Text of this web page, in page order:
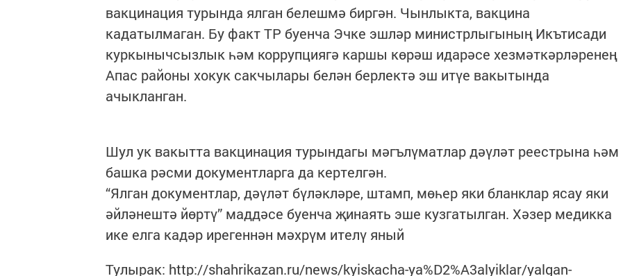
вакцинация турында ялган белешмә биргән. Чынлыкта, вакцина
кадатылмаган. Бу факт ТР буенча Эчке эшләр министрлыгының Икътисади
куркынычсызлык һәм коррупциягә каршы көрәш идарәсе хезмәткәрләренең
Апас районы хокук сакчылары белән берлектә эш итүе вакытында
ачыкланган.
Шул ук вакытта вакцинация турындагы мәгълүматлар дәүләт реестрына һәм
башка рәсми документларга да кертелгән.
“Ялган документлар, дәүләт бүләкләре, штамп, мөһер яки бланклар ясау яки
әйләнештә йөртү” маддәсе буенча җинаять эше кузгатылган. Хәзер медикка
ике елга кадәр ирегеннән мәхрүм ителү яный
Тулырак: http://shahrikazan.ru/news/kyiskacha-ya%D2%A3alyiklar/yalgan-